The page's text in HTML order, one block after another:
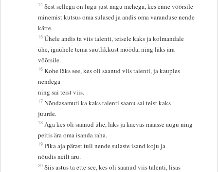
14 Sest sellega on lugu just nagu mehega, kes enne võõrsile
minemist kutsus oma sulased ja andis oma varanduse nende
kätte.
15 Ühele andis ta viis talenti, teisele kaks ja kolmandale
ühe, igaühele tema suutlikkust mööda, ning läks ära
võõrsile.
16 Kohe läks see, kes oli saanud viis talenti, ja kauples
nendega
ning sai teist viis.
17 Nõndasamuti ka kaks talenti saanu sai teist kaks
juurde.
18 Aga kes oli saanud ühe, läks ja kaevas maasse augu ning
peitis ära oma isanda raha.
19 Pika aja pärast tuli nende sulaste isand koju ja
nõudis neilt aru.
20 Siis astus ta ette see, kes oli saanud viis talenti, lisas